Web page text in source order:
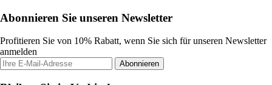
Abonnieren Sie unseren Newsletter
Profitieren Sie von 10% Rabatt, wenn Sie sich für unseren Newsletter
anmelden
Abonnieren